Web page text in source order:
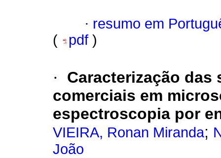
· resumo em
(
pdf )
·
Caracterização
comerciais em
espectroscopia por
VIEIRA, Ronan Miranda;
João